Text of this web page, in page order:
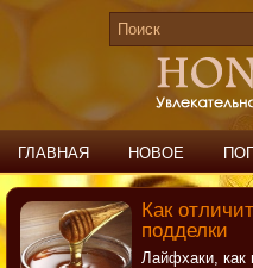
ГЛАВНАЯ НОВОЕ
ПОИСК КОНТАКТЫ
Как
подделки
Лайфхаки, как